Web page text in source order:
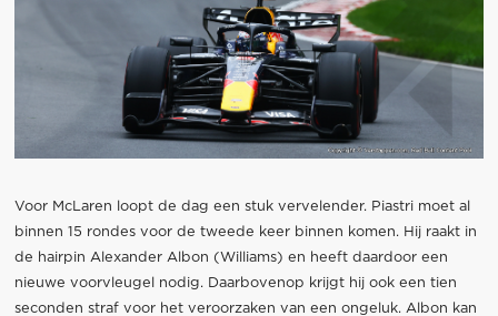
Voor McLaren loopt de dag een stuk vervelender. Piastri moet al
binnen 15 rondes voor de tweede keer binnen komen. Hij raakt in
de hairpin Alexander Albon (Williams) en heeft daardoor een
nieuwe voorvleugel nodig. Daarbovenop krijgt hij ook een tien
seconden straf voor het veroorzaken van een ongeluk. Albon kan